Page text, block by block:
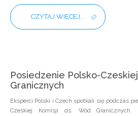
CZYTAJ WIĘCEJ...
Posiedzenie Polsko-
Granicznych
Eksperci Polski i Czech spotkali się podczas
Czeskiej Komisji ds. Wód Granicznych.